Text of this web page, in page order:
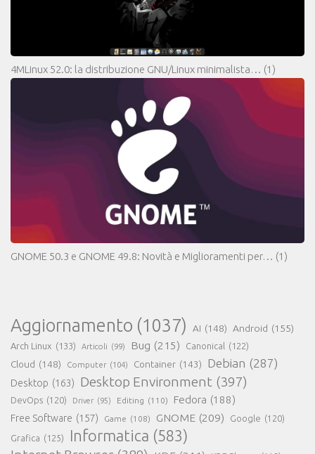
4MLinux 52.0: la distribuzione GNU/Linux minimalista… (1)
GNOME 50.3 e GNOME 49.8: Novità e Miglioramenti per… (1)
Aggiornamento (1037) AI (148) Android (155)
Arch Linux (133) Articoli (99) Bug (215) Canonical (122)
Cloud (148) Computer (104) Container (143) Debian (287)
Desktop (163) Desktop Environment (397)
DevOps (120) Driver (95) Editing (110) Fedora (188)
Free Software (157) Game (108) GNOME (209) Google (120)
Grafica (125) Informatica (583)